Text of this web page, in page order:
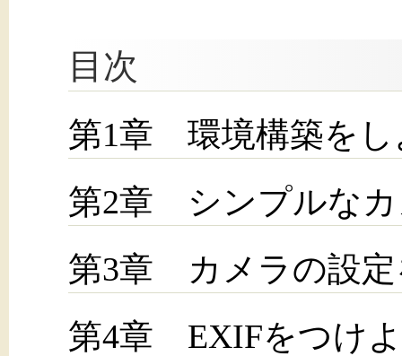
目次
第1章 環境構築をし
第2章 シンプルなカ
第3章 カメラの設定
第4章 EXIFをつけ